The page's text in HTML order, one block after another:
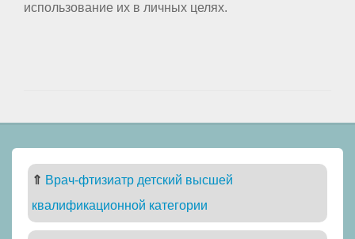
использование их в личных целях.
⇑ Врач-фтизиатр детский высшей
квалификационной категории